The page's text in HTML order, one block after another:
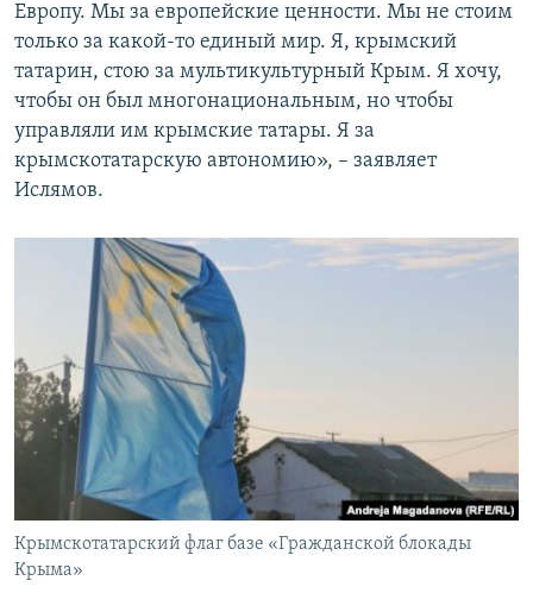
Европу. Мы за европейские ценности. Мы не стоим
только за какой-то единый мир. Я, крымский
татарин, стою за мультикультурный Крым. Я хочу,
чтобы он был многонациональным, но чтобы
управляли им крымские татары. Я за
крымскотатарскую автономию», – заявляет
Ислямов.
Крымскотатарский флаг базе «Гражданской блокады
Крыма»